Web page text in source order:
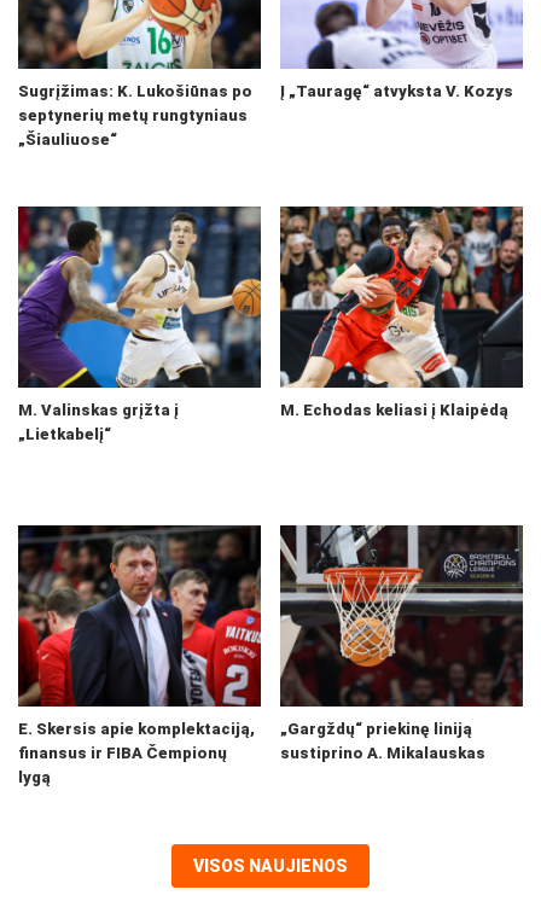
Sugrįžimas: K. Lukošiūnas po
septynerių metų rungtyniaus
„Šiauliuose“
Į „Tauragę“ atvyksta V. Kozys
M. Valinskas grįžta į
„Lietkabelį“
M. Echodas keliasi į Klaipėdą
E. Skersis apie komplektaciją,
finansus ir FIBA Čempionų
lygą
„Gargždų“ priekinę liniją
sustiprino A. Mikalauskas
VISOS NAUJIENOS